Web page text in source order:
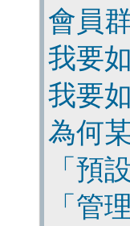
會員
我要
我要
為何
「預
「管